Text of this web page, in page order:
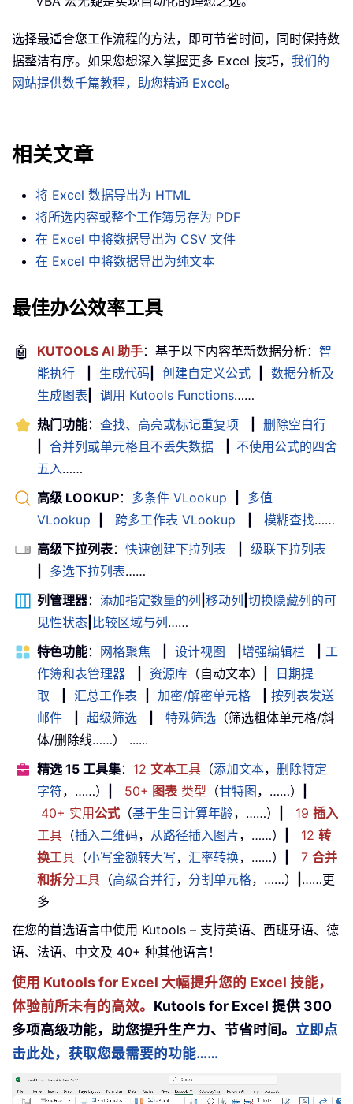
选择最适合您工作流程的方法，即可节省时间，同时保持数
据整洁有序。如果您想深入掌握更多 Excel 技巧， 我们的
网站提供数千篇教程，助您精通 Excel。
相关文章
将 Excel 数据导出为 HTML
将所选内容或整个工作簿另存为 PDF
在 Excel 中将数据导出为 CSV 文件
在 Excel 中将数据导出为纯文本
最佳办公效率工具
🤖 KUTOOLS AI 助手：基于以下内容革新数据分析： 智
能执行
生成代码 创建自定义公式
数据分析及
生成图表
调用 Kutools Functions……
热门功能： 查找、高亮或标记重复项
删除空白行
合并列或单元格且不丢失数据
不使用公式的四舍
五入……
高级 LOOKUP： 多条件 VLookup
多值
VLookup
跨多工作表 VLookup 模糊查找……
高级下拉列表： 快速创建下拉列表
级联下拉列表
多选下拉列表……
列管理器： 添加指定数量的列 移动列 切换隐藏列的可
见性状态 比较区域与列……
特色功能： 网格聚焦 设计视图 增强编辑栏
工
作簿和表管理器
资源库 （自动文本）
日期提
取
汇总工作表 加密/解密单元格
按列表发送
邮件
超级筛选 特殊筛选 （筛选粗体单元格/斜
体/删除线……） ......
精选 15 工具集： 12 文本工具 （添加文本， 删除特定
字符，……） 50+ 图表 类型 （甘特图，……）
40+ 实用公式 （基于生日计算年龄，……） 19 插入
工具 （插入二维码， 从路径插入图片，……） 12 转
换工具 （小写金额转大写， 汇率转换，……） 7 合并
和拆分工具 （高级合并行， 分割单元格，……）
……更
多
在您的首选语言中使用 Kutools – 支持英语、西班牙语、德
语、法语、中文及 40+ 种其他语言！
使用 Kutools for Excel 大幅提升您的 Excel 技能，
体验前所未有的高效。 Kutools for Excel 提供 300
多项高级功能，助您提升生产力、节省时间。 立即点
击此处，获取您最需要的功能……